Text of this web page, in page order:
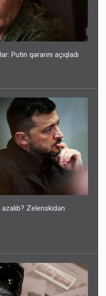
Putin qərarını açıqladı
Zelenskidən